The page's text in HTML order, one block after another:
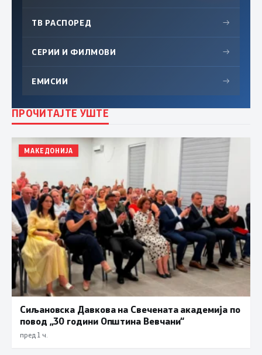
ТВ РАСПОРЕД →
СЕРИИ И ФИЛМОВИ →
ЕМИСИИ →
ПРОЧИТАЈТЕ УШТЕ
МАКЕДОНИЈА
Сиљановска Давкова на Свечената академија по
повод „30 години Општина Вевчани“
пред 1 ч.